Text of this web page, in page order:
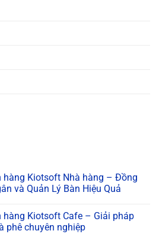
hàng Kiotsoft Nhà hàng – Đồng
và Quản Lý Bàn Hiệu Quả
hàng Kiotsoft Cafe – Giải pháp
phê chuyên nghiệp